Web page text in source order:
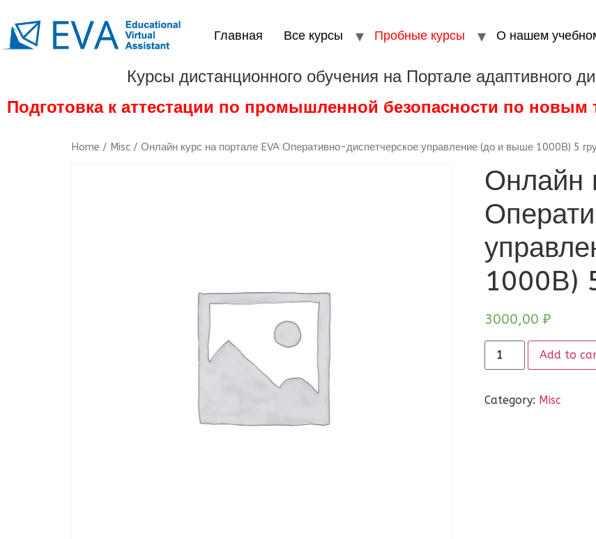
Главная Все курсы Пробные курсы О нашем
Курсы дистанционного обучения на Портале адаптивного
Подготовка к аттестации по промышленной безопасности по
Home / Misc / Онлайн курс на портале EVA Оперативно-диспетчерское управление (до и выше 1000В) 5
Онлайн
1000В)
3000,00 ₽
Add to
Category: Misc